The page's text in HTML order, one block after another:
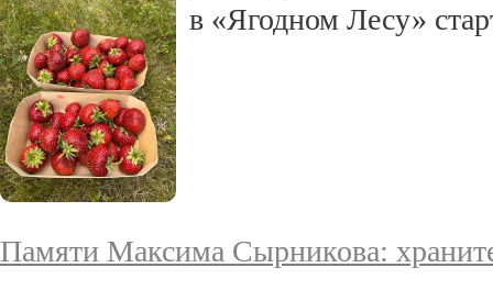
в «Ягодном Лесу»
Памяти Максима Сырникова: